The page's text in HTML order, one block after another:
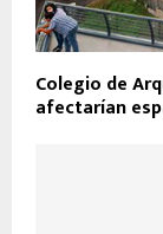
Colegio de
afectarían